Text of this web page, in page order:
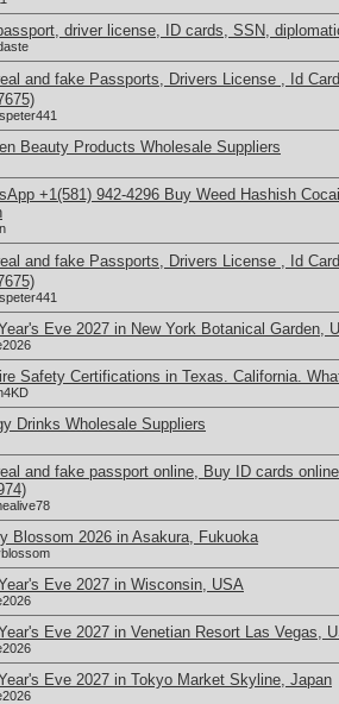
driver license, ID cards, SSN,
and fake Passports, Drivers License , Id
Beauty Products Wholesale Suppliers
+1(581) 942-4296 Buy Weed Hashish
and fake Passports, Drivers License , Id
Eve 2027 in New York Botanical Garden,
Safety Certifications in Texas. California.
Drinks Wholesale Suppliers
and fake passport online, Buy ID cards
Blossom 2026 in Asakura, Fukuoka
Eve 2027 in Wisconsin, USA
Eve 2027 in Venetian Resort Las Vegas,
Eve 2027 in Tokyo Market Skyline, Japan